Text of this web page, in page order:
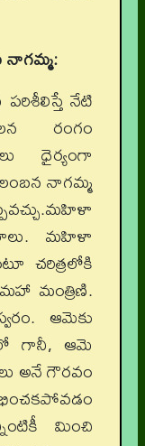
నాగమ్మ:
నేటి
రంగం
ధైర్యంగా
నాగమ్మ
మహిళా
చరిత్రలోకి
మంత్రిణి.
ఆమెకు
గానీ, ఆమె
అనే గౌరవం
మించి